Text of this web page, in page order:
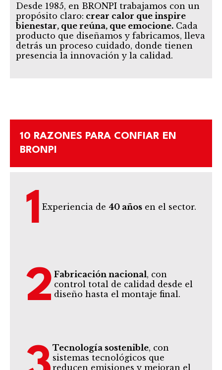
Desde 1985, en BRONPI trabajamos con un
propósito claro: crear calor que inspire
bienestar, que reúna, que emocione. Cada
producto que diseñamos y fabricamos, lleva
detrás un proceso cuidado, donde tienen
presencia la innovación y la calidad.
10 RAZONES PARA CONFIAR EN
BRONPI
1 Experiencia de 40 años en el sector.
2 Fabricación nacional, con
control total de calidad desde el
diseño hasta el montaje final.
Tecnología sostenible, con
sistemas tecnológicos que
reducen emisiones y mejoran el